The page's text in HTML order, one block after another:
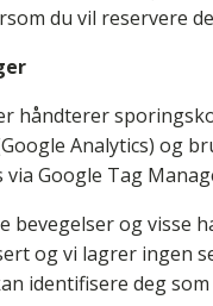
du vil reservere
håndterer
Analytics) og
Google Tag
bevegelser og visse
og vi lagrer ingen
identifisere deg